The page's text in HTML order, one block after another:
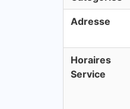
Adresse
Horaires
Service